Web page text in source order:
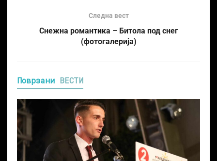
Следна вест
Снежна романтика – Битола под снег
(фотогалерија)
Поврзани ВЕСТИ